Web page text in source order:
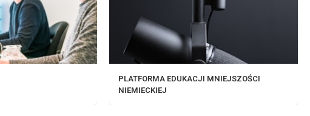
PLATFORMA EDUKACJI MNIEJSZOŚCI
NIEMIECKIEJ